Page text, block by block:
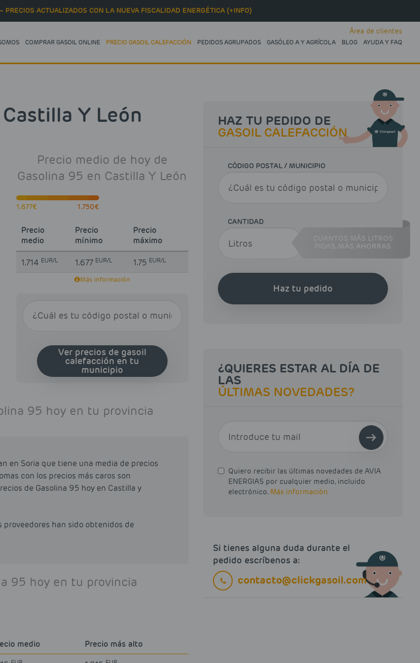
ACTUALIZADOS CON LA NUEVA FISCALIDAD ENERGÉTICA (+INFO)
COMPRAR GASOIL ONLINE PRECIO GASOIL CALEFACCIÓN PEDIDOS AGRUPADOS GASÓLEO A Y AGRÍCOLA BLOG AYUDA Y FAQ
Área de clientes
Y León
Precio medio de hoy de
Gasolina 95 en Castilla Y León
1.677€ 1.750€
Precio
medio
Precio
mínimo
Precio
máximo
1.714 EUR/L 1.677 EUR/L 1.75 EUR/L
Más información
Ver precios de gasoil
calefacción en tu
municipio
95 hoy en tu provincia
en Soria que tiene una media de precios
con los precios más caros son
de Gasolina 95 hoy en Castilla y
han sido obtenidos de
95 hoy en tu provincia
medio
Precio más alto
HAZ TU PEDIDO DE
GASOIL CALEFACCIÓN
CÓDIGO POSTAL / MUNICIPIO
CANTIDAD
CUANTOS MÁS LITROS
MÁS AHORRAS
Haz tu pedido
¿QUIERES ESTAR AL DÍA DE
LAS
ÚLTIMAS NOVEDADES?
Quiero recibir las últimas novedades de AVIA
ENERGIAS por cualquier medio, incluido
electrónico. Más información
Si tienes alguna duda durante el
pedido escríbenos a:
contacto@clickgasoil.com